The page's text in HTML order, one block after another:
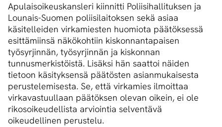
Apulaisoikeuskansleri kiinnitti Poliisihallituksen ja
Lounais-Suomen poliisilaitoksen sekä asiaa
käsitelleiden virkamiesten huomiota päätöksessä
esittämiinsä näkökohtiin kiskonnantapaisen
työsyrjinnän, työsyrjinnän ja kiskonnan
tunnusmerkistöistä. Lisäksi hän saattoi näiden
tietoon käsityksensä päätösten asianmukaisesta
perustelemisesta. Se, että virkamies ilmoittaa
virkavastuullaan päätöksen olevan oikein, ei ole
rikosoikeudellista arviointia selventävä
oikeudellinen perustelu.